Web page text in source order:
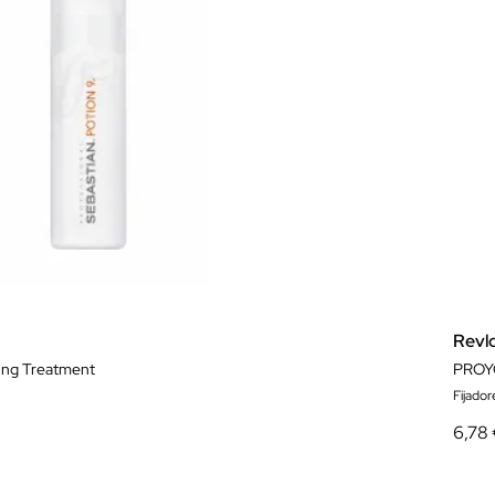
Treatment
6,78